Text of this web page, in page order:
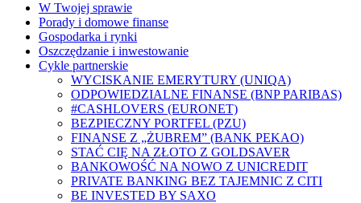
W Twojej sprawie
Porady i domowe finanse
Gospodarka i rynki
Oszczędzanie i inwestowanie
Cykle partnerskie
WYCISKANIE EMERYTURY (UNIQA)
ODPOWIEDZIALNE FINANSE (BNP PARIBAS)
#CASHLOVERS (EURONET)
BEZPIECZNY PORTFEL (PZU)
FINANSE Z „ŻUBREM” (BANK PEKAO)
STAĆ CIĘ NA ZŁOTO Z GOLDSAVER
BANKOWOŚĆ NA NOWO Z UNICREDIT
PRIVATE BANKING BEZ TAJEMNIC Z CITI
BE INVESTED BY SAXO